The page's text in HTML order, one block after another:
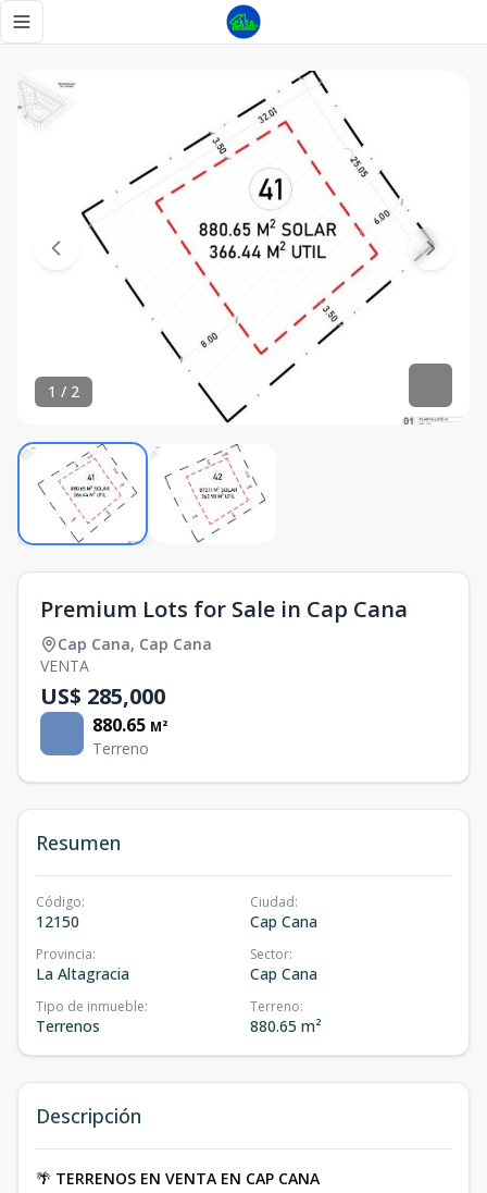
Toggle navigation menu
1 / 2
Premium Lots for Sale in Cap Cana
Cap Cana, Cap Cana
VENTA
US$ 285,000
880.65 M²
Terreno
Resumen
Código:
12150
Ciudad:
Cap Cana
Provincia:
La Altagracia
Sector:
Cap Cana
Tipo de inmueble:
Terrenos
Terreno:
880.65 m²
Descripción
🌴 TERRENOS EN VENTA EN CAP CANA
Premium Lots for Sale in Cap Cana - Tu Casa RD